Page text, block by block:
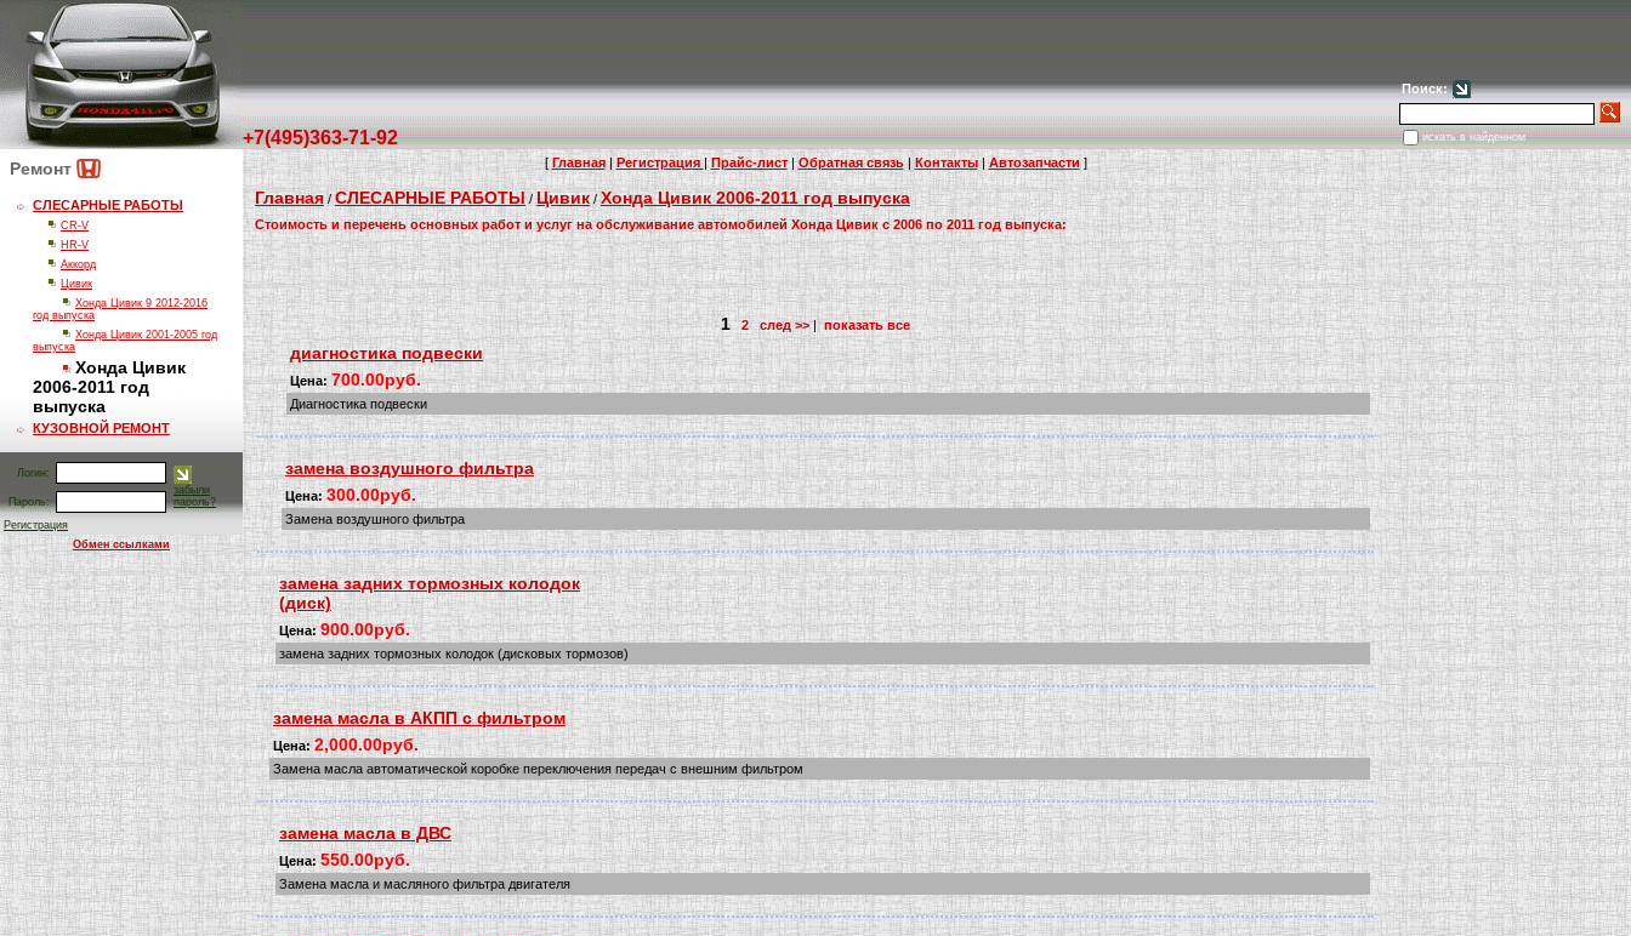
+7(925)411-
+7(495)363-71-92
Поиск:
искать в найденном
Ремонт
СЛЕСАРНЫЕ РАБОТЫ
CR-V
HR-V
Аккорд
Цивик
Хонда Цивик 9 2012-2016
год выпуска
Хонда Цивик 2001-2005 год
выпуска
Хонда Цивик
2006-2011 год
выпуска
КУЗОВНОЙ РЕМОНТ
Логин:
Пароль:
забыли
пароль?
Регистрация
Обмен ссылками
[ Главная | Регистрация|Прайс-лист|Обратная связь| Контакты|Автозапчасти ]
Главная /СЛЕСАРНЫЕ РАБОТЫ/ Цивик /Хонда Цивик 2006-2011 год выпуска
Стоимость и перечень основных работ и услуг на обслуживание автомобилей Хонда Цивик с 2006 по 2011 год выпуска:
1 2 след >>|показать все
диагностика подвески
Цена: 700.00руб.
Диагностика подвески
замена воздушного фильтра
Цена:300.00руб.
Замена воздушного фильтра
замена задних тормозных колодок
(диск)
Цена:900.00руб.
замена задних тормозных колодок (дисковых тормозов)
замена масла в АКПП с фильтром
Цена:2,000.00руб.
Замена масла автоматической коробке переключения передач с внешним фильтром
замена масла в ДВС
Цена: 550.00руб.
Замена масла и масляного фильтра двигателя